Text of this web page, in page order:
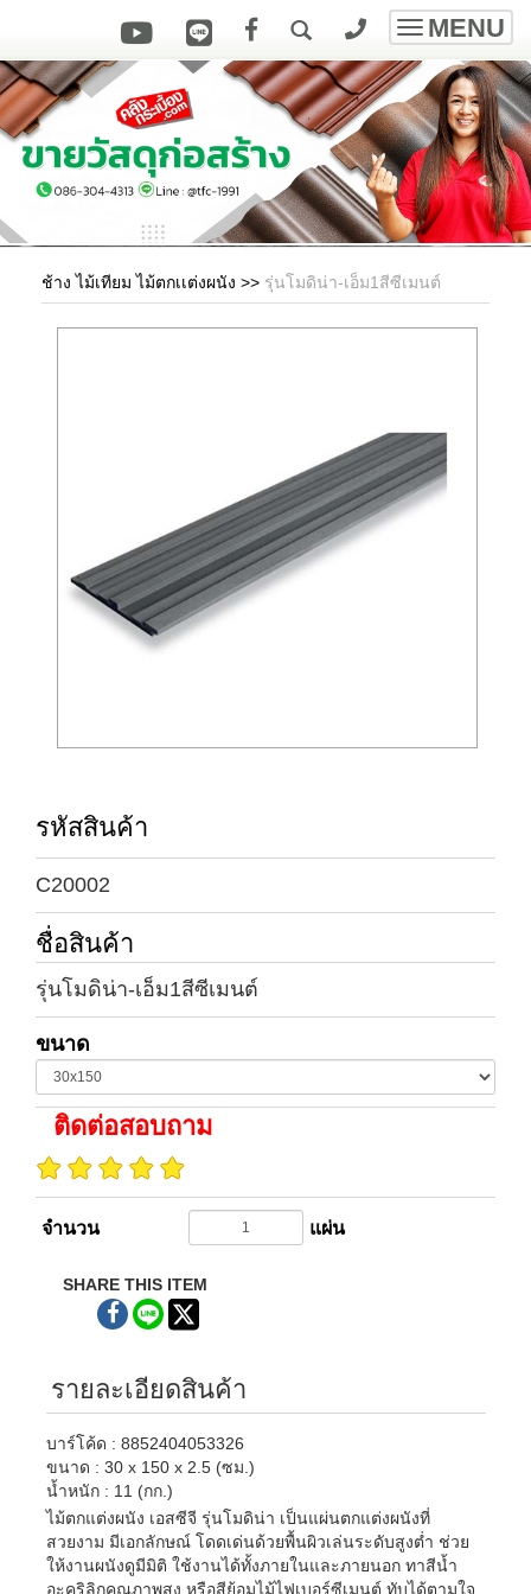
Toggle
MENU
ช้าง ไม้เทียม ไม้ตกเเต่งผนัง >> รุ่นโมดิน่า-เอ็ม1สีซีเมนต์
รหัสสินค้า
C20002
ชื่อสินค้า
รุ่นโมดิน่า-เอ็ม1สีซีเมนต์
ขนาด
ติดต่อสอบถาม
จำนวน แผ่น
SHARE THIS ITEM
รายละเอียดสินค้า
บาร์โค้ด : 8852404053326
ขนาด : 30 x 150 x 2.5 (ซม.)
น้ำหนัก : 11 (กก.)
ไม้ตกแต่งผนัง เอสซีจี รุ่นโมดิน่า เป็นแผ่นตกแต่งผนังที่
สวยงาม มีเอกลักษณ์ โดดเด่นด้วยพื้นผิวเล่นระดับสูงต่ำ ช่วย
ให้งานผนังดูมีมิติ ใช้งานได้ทั้งภายในและภายนอก ทาสีน้ำ
อะคริลิกคุณภาพสูง หรือสีย้อมไม้ไฟเบอร์ซีเมนต์ ทับได้ตามใจ